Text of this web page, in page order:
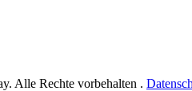
Alle Rechte vorbehalten .